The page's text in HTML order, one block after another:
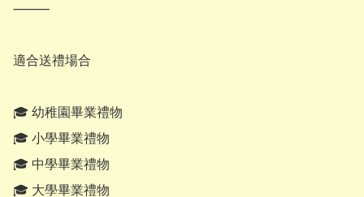
⸻
適合送禮場合
🎓 幼稚園畢業禮物
🎓 小學畢業禮物
🎓 中學畢業禮物
🎓 大學畢業禮物